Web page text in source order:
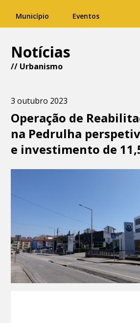
Município Eventos
Notícias
// Urbanismo
3 outubro 2023
Operação de
na Pedrulha
e investimento de